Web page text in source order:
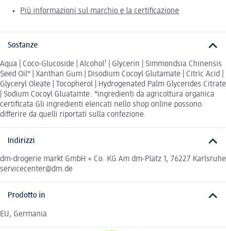
Più informazioni sul marchio e la certificazione
Sostanze
Aqua | Coco-Glucoside | Alcohol¹ | Glycerin | Simmondsia Chinensis
Seed Oil* | Xanthan Gum | Disodium Cocoyl Glutamate | Citric Acid |
Glyceryl Oleate | Tocopherol | Hydrogenated Palm Glycerides Citrate
| Sodium Cocoyl Gluatamte. *ingredienti da agricoltura organica
certificata Gli ingredienti elencati nello shop online possono
differire da quelli riportati sulla confezione.
Indirizzi
dm-drogerie markt GmbH + Co. KG Am dm-Platz 1, 76227 Karlsruhe
servicecenter@dm.de
Prodotto in
EU, Germania